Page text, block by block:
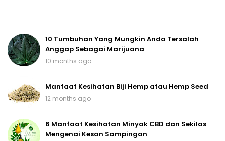
10 Tumbuhan Yang Mungkin Anda Tersalah
Anggap Sebagai Marijuana
10 months ago
Manfaat Kesihatan Biji Hemp atau Hemp Seed
12 months ago
6 Manfaat Kesihatan Minyak CBD dan Sekilas
Mengenai Kesan Sampingan